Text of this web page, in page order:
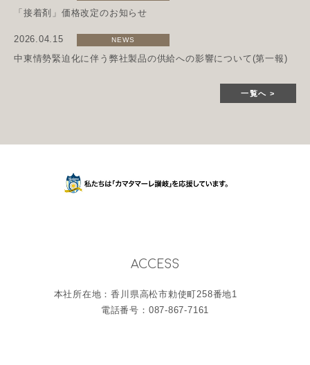
「接着剤」価格改定のお知らせ
2026.04.15 NEWS
中東情勢緊迫化に伴う弊社製品の供給への影響について(第一報)
一覧へ
ACCESS
本社所在地：香川県高松市勅使町258番地1
電話番号：087-867-7161